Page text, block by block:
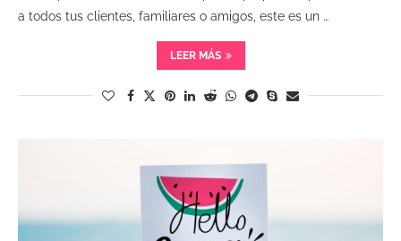
a todos tus clientes, familiares o amigos, este es un …
LEER MÁS